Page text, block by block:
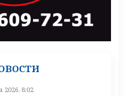
2026, 8:02